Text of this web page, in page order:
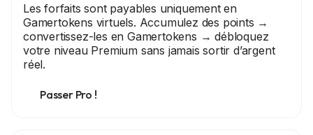
Les forfaits sont payables uniquement en
Gamertokens virtuels. Accumulez des points →
convertissez-les en Gamertokens → débloquez
votre niveau Premium sans jamais sortir d’argent
réel.
Passer Pro !